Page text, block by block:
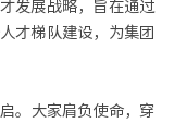
发展战略，旨在通过
才梯队建设，为集团
。大家肩负使命，穿